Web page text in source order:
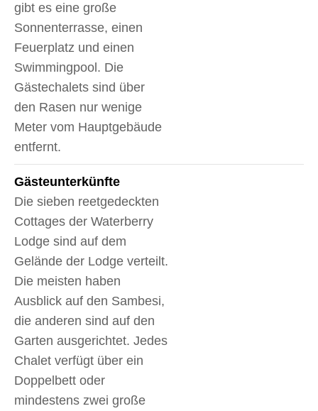
gibt es eine große
Sonnenterrasse, einen
Feuerplatz und einen
Swimmingpool. Die
Gästechalets sind über
den Rasen nur wenige
Meter vom Hauptgebäude
entfernt.
Gäste­unterkünfte
Die sieben reetgedeckten
Cottages der Waterberry
Lodge sind auf dem
Gelände der Lodge verteilt.
Die meisten haben
Ausblick auf den Sambesi,
die anderen sind auf den
Garten ausgerichtet. Jedes
Chalet verfügt über ein
Doppelbett oder
mindestens zwei große